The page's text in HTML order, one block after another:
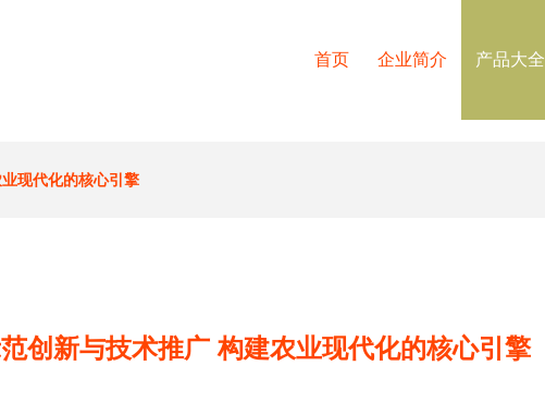
首页 企业简介 产品大全
现代化的核心引擎
创新与技术推广 构建农业现代化的核心引擎